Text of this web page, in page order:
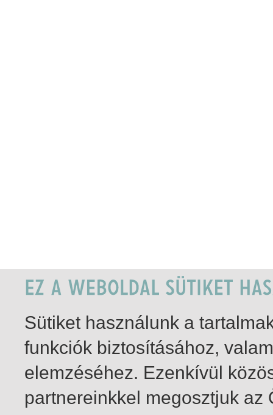
Sütiket használunk a
funkciók biztosításához,
elemzéséhez. Ezenkívül
partnereinkkel megosztjuk